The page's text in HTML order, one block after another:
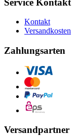
Kontakt
Versandkosten
Zahlungsarten
Versandpartner